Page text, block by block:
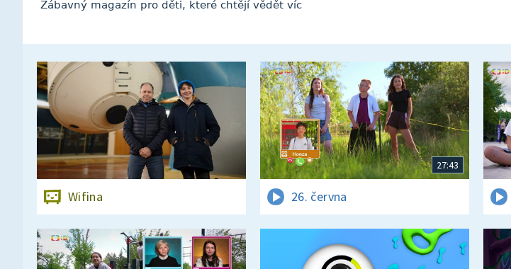
Zábavný magazín pro děti, které chtějí vědět víc
Wifina
27:43
26. června